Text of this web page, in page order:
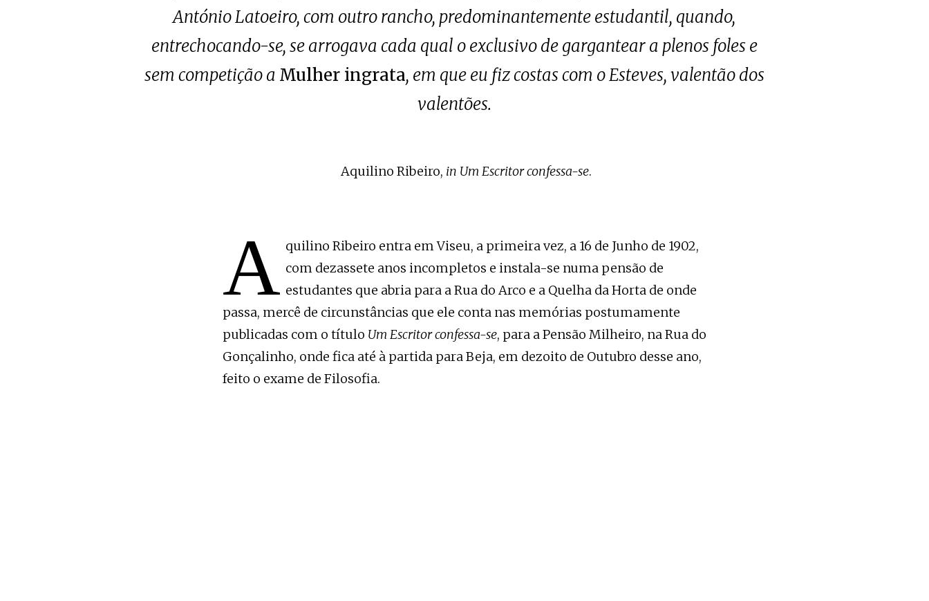
António Latoeiro, com outro rancho, predominantemente estudantil, quando,
entrechocando-se, se arrogava cada qual o exclusivo de gargantear a plenos foles e
sem competição a Mulher ingrata, em que eu fiz costas com o Esteves, valentão dos
valentões.
Aquilino Ribeiro, in Um Escritor confessa-se.
A quilino Ribeiro entra em Viseu, a primeira vez, a 16 de Junho de 1902,
com dezassete anos incompletos e instala-se numa pensão de
estudantes que abria para a Rua do Arco e a Quelha da Horta de onde
passa, mercê de circunstâncias que ele conta nas memórias postumamente
publicadas com o título Um Escritor confessa-se, para a Pensão Milheiro, na Rua do
Gonçalinho, onde fica até à partida para Beja, em dezoito de Outubro desse ano,
feito o exame de Filosofia.